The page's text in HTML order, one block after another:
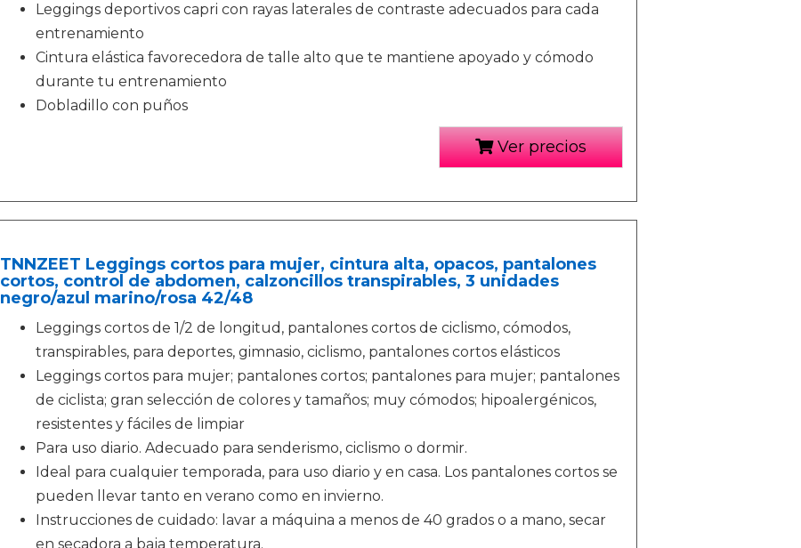
Leggings deportivos capri con rayas laterales de contraste adecuados para cada
entrenamiento
Cintura elástica favorecedora de talle alto que te mantiene apoyado y cómodo
durante tu entrenamiento
Dobladillo con puños
Ver precios
TNNZEET Leggings cortos para mujer, cintura alta, opacos, pantalones
cortos, control de abdomen, calzoncillos transpirables, 3 unidades
negro/azul marino/rosa 42/48
Leggings cortos de 1/2 de longitud, pantalones cortos de ciclismo, cómodos,
transpirables, para deportes, gimnasio, ciclismo, pantalones cortos elásticos
Leggings cortos para mujer; pantalones cortos; pantalones para mujer; pantalones
de ciclista; gran selección de colores y tamaños; muy cómodos; hipoalergénicos,
resistentes y fáciles de limpiar
Para uso diario. Adecuado para senderismo, ciclismo o dormir.
Ideal para cualquier temporada, para uso diario y en casa. Los pantalones cortos se
pueden llevar tanto en verano como en invierno.
Instrucciones de cuidado: lavar a máquina a menos de 40 grados o a mano, secar
en secadora a baja temperatura.